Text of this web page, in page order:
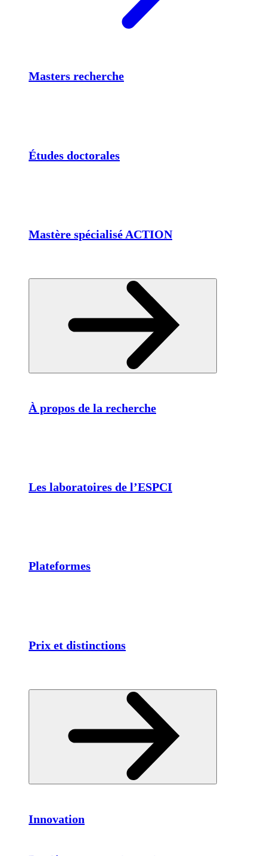
Masters recherche
Études doctorales
Mastère spécialisé ACTION
À propos de la recherche
Les laboratoires de l’ESPCI
Plateformes
Prix et distinctions
Innovation